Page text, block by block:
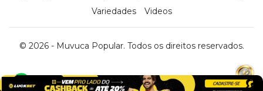
x
Variedades
Videos
© 2026 - Muvuca Popular. Todos os direitos reservados.